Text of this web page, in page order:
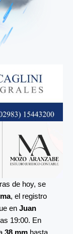
de hoy, se
, el registro
en Juan
19:00. En
38 mm hasta